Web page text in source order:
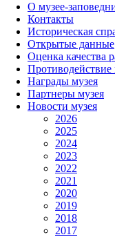
О музее-
Контакты
Историческая
Открытые данные
Оценка качества
Противодействие
Награды музея
Партнеры музея
Новости музея
2026
2025
2024
2023
2022
2021
2020
2019
2018
2017